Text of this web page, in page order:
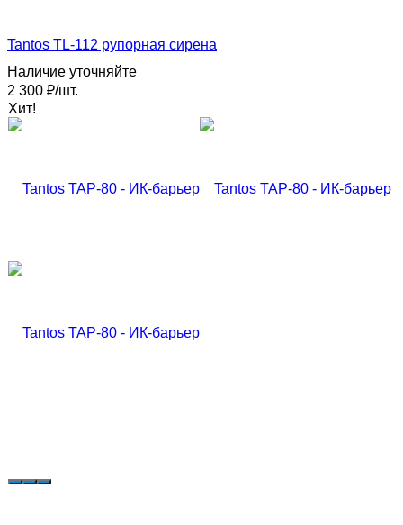
Tantos TL-112 рупорная сирена
Наличие уточняйте
2 300 ₽/шт.
Хит!